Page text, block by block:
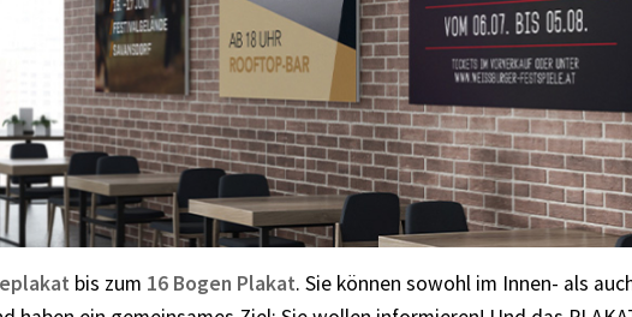
bis zum 16 Bogen Plakat. Sie können sowohl im Innen- als